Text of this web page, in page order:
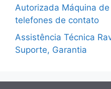
Autorizada Máquina
telefones de contato
Assistência Técnica
Suporte, Garantia